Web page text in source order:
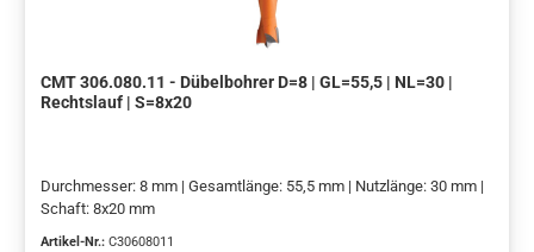
CMT 306.080.11 - Dübelbohrer D=8 | GL=55,5 | NL=30 |
Rechtslauf | S=8x20
Durchmesser: 8 mm | Gesamtlänge: 55,5 mm | Nutzlänge: 30 mm |
Schaft: 8x20 mm
Artikel-Nr.: C30608011